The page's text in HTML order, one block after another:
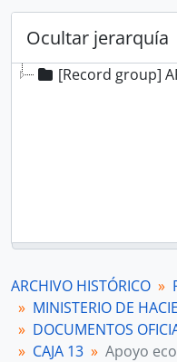
Ocultar jerarquía
[Record group]
ARCHIVO HISTÓRICO
MINISTERIO DE
DOCUMENTOS
CAJA 13
Apoyo